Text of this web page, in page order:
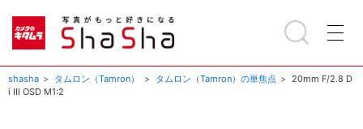
shasha タムロン（Tamron） タムロン（Tamron）の単焦点
20mm F/2.8 D
i III OSD M1:2